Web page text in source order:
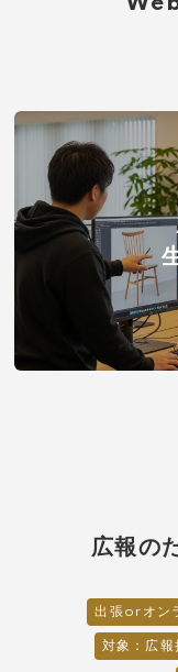
広報の
出張orオン
対象：広